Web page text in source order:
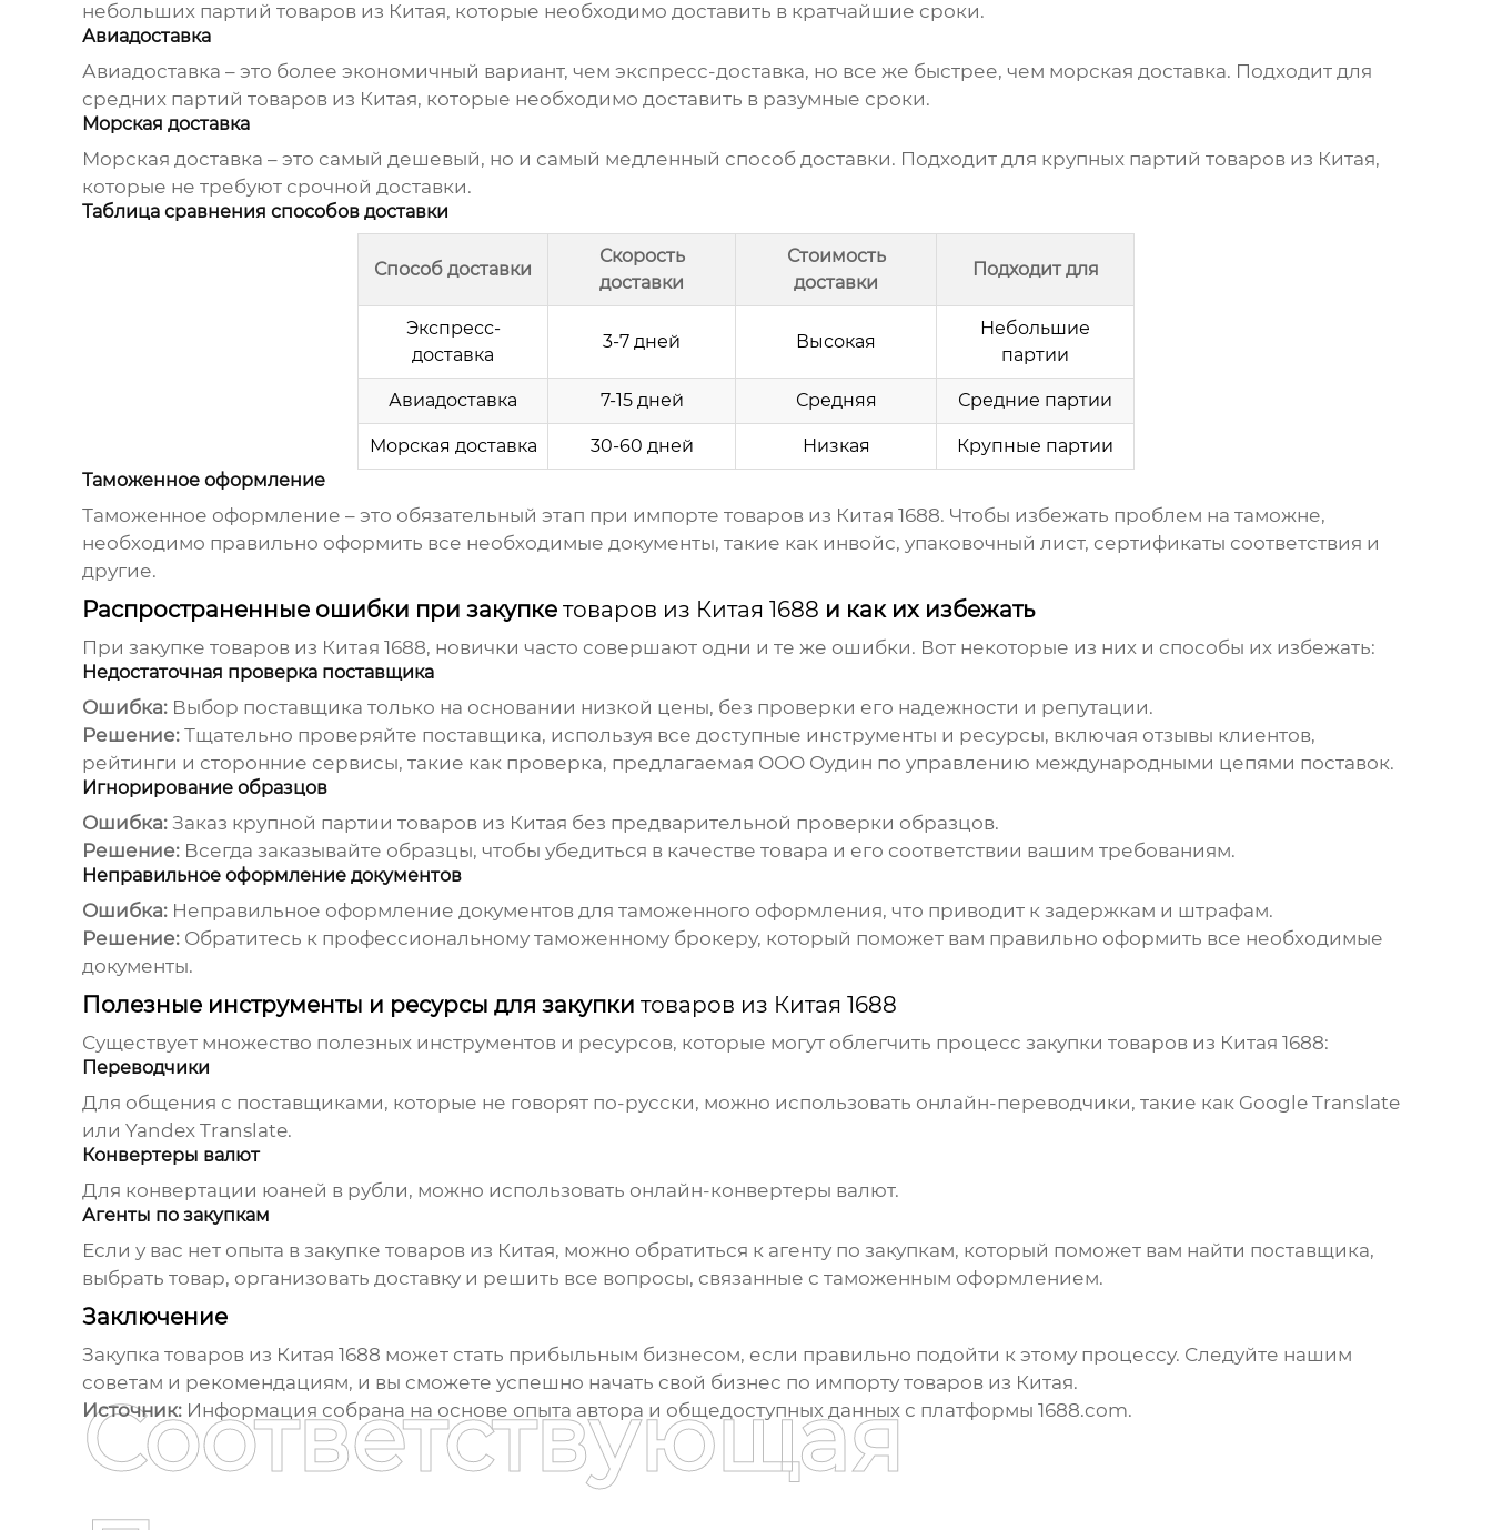
небольших партий товаров из Китая, которые необходимо доставить в кратчайшие сроки.
Авиадоставка
Авиадоставка – это более экономичный вариант, чем экспресс-доставка, но все же быстрее, чем морская доставка. Подходит для
средних партий товаров из Китая, которые необходимо доставить в разумные сроки.
Морская доставка
Морская доставка – это самый дешевый, но и самый медленный способ доставки. Подходит для крупных партий товаров из Китая,
которые не требуют срочной доставки.
Таблица сравнения способов доставки
Способ доставки
Скорость
доставки
Стоимость
доставки
Подходит для
Экспресс-
доставка
3-7 дней Высокая
Небольшие
партии
Авиадоставка 7-15 дней Средняя Средние партии
Морская доставка 30-60 дней Низкая
Крупные партии
Таможенное оформление
Таможенное оформление – это обязательный этап при импорте товаров из Китая 1688. Чтобы избежать проблем на таможне,
необходимо правильно оформить все необходимые документы, такие как инвойс, упаковочный лист, сертификаты соответствия и
другие.
Распространенные ошибки при закупке товаров из Китая 1688 и как их избежать
При закупке товаров из Китая 1688, новички часто совершают одни и те же ошибки. Вот некоторые из них и способы их избежать:
Недостаточная проверка поставщика
Ошибка:Выбор поставщика только на основании низкой цены, без проверки его надежности и репутации.
Решение:Тщательно проверяйте поставщика, используя все доступные инструменты и ресурсы, включая отзывы клиентов,
рейтинги и сторонние сервисы, такие как проверка, предлагаемая ООО Оудин по управлению международными цепями поставок.
Игнорирование образцов
Ошибка:Заказ крупной партии товаров из Китая без предварительной проверки образцов.
Решение:Всегда заказывайте образцы, чтобы убедиться в качестве товара и его соответствии вашим требованиям.
Неправильное оформление документов
Ошибка:Неправильное оформление документов для таможенного оформления, что приводит к задержкам и штрафам.
Решение:Обратитесь к профессиональному таможенному брокеру, который поможет вам правильно оформить все необходимые
документы.
Полезные инструменты и ресурсы для закупки товаров из Китая 1688
Существует множество полезных инструментов и ресурсов, которые могут облегчить процесс закупки товаров из Китая 1688:
Переводчики
Для общения с поставщиками, которые не говорят по-русски, можно использовать онлайн-переводчики, такие как Google Translate
или Yandex Translate.
Конвертеры валют
Для конвертации юаней в рубли, можно использовать онлайн-конвертеры валют.
Агенты по закупкам
Если у вас нет опыта в закупке товаров из Китая, можно обратиться к агенту по закупкам, который поможет вам найти поставщика,
выбрать товар, организовать доставку и решить все вопросы, связанные с таможенным оформлением.
Заключение
Закупка товаров из Китая 1688 может стать прибыльным бизнесом, если правильно подойти к этому процессу. Следуйте нашим
советам и рекомендациям, и вы сможете успешно начать свой бизнес по импорту товаров из Китая.
Источник:Информация собрана на основе опыта автора и общедоступных данных с платформы 1688.com.
Соответствующая